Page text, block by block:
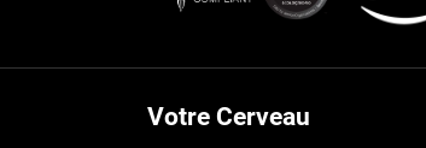
Votre Cerveau